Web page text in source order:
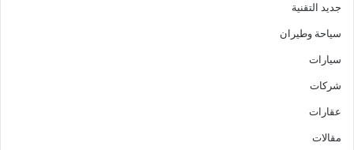
جديد التقنية
سياحة وطيران
سيارات
شركات
عقارات
مقالات